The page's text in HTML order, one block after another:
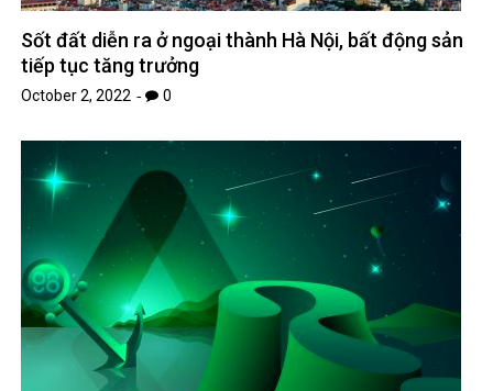
Sốt đất diễn ra ở ngoại thành Hà Nội, bất động sản
tiếp tục tăng trưởng
October 2, 2022 0